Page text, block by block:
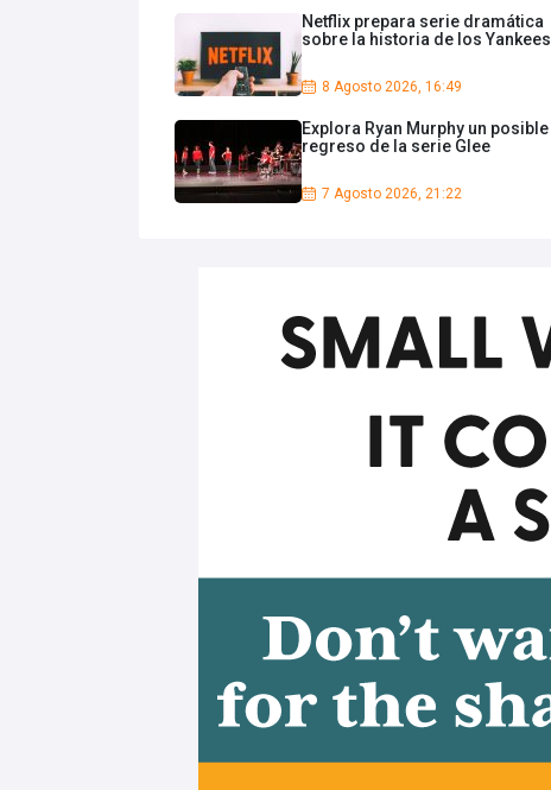
Netflix prepara serie dramática
sobre la historia de los Yankees
8 Agosto 2026, 16:49
Explora Ryan Murphy un posible
regreso de la serie Glee
7 Agosto 2026, 21:22